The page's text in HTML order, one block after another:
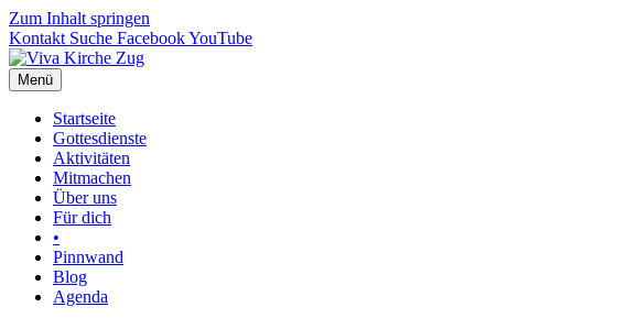
Zum Inhalt springen
Kontakt Suche FacebookYouTube
Menü
Startseite
Gottesdienste
Aktivitäten
Mitmachen
Über uns
Für dich
•
Pinnwand
Blog
Agenda